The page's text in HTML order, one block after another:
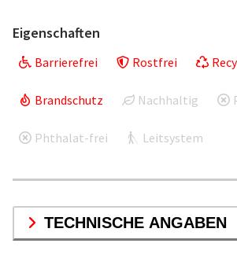
Eigenschaften
Barrierefrei Rostfrei
Brandschutz Nachhaltig
Phthalat-frei Leitsystem
TECHNISCHE ANGABEN